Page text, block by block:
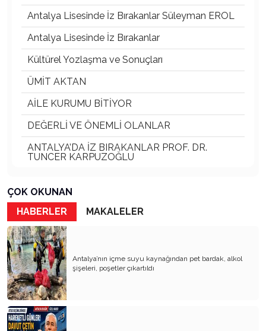
Antalya Lisesinde İz Bırakanlar Süleyman EROL
Antalya Lisesinde İz Bırakanlar
Kültürel Yozlaşma ve Sonuçları
ÜMİT AKTAN
AİLE KURUMU BİTİYOR
DEĞERLİ VE ÖNEMLİ OLANLAR
ANTALYA’DA İZ BIRAKANLAR PROF. DR.
TUNCER KARPUZOĞLU
Ali BAHAR Ve Torun Ali BAHAR
KÖY KAVRAMI SİLİNİYOR
DOĞADAKİ DOSTLARIMIZ VE SOKAK
HAYVANLARI
GİRİŞİMCİ İŞ İNSANLARI ve SORUMLULUKLARI
ANTALYA KALEİÇİ ve KAYBOLAN KÜLTÜRÜ
YEREL SEÇİMLER 1989 YEREL SEÇİMLER
ÇOK OKUNAN
HABERLER
MAKALELER
Antalya’nın içme suyu kaynağından pet bardak, alkol
şişeleri, poşetler çıkartıldı